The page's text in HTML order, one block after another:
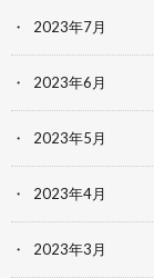
2023年7月
2023年6月
2023年5月
2023年4月
2023年3月